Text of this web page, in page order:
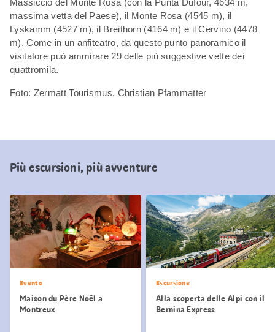
massima vetta del Paese), il Monte Rosa (4545 m), il
Lyskamm (4527 m), il Breithorn (4164 m) e il Cervino (4478
m). Come in un anfiteatro, da questo punto panoramico il
visitatore può ammirare 29 delle più suggestive vette dei
quattromila.
Foto: Zermatt Tourismus, Christian Pfammatter
Più escursioni, più avventure
Evento
Maison du Père Noël a
Montreux
Escursione
Alla scoperta delle Alpi con il
Bernina Express